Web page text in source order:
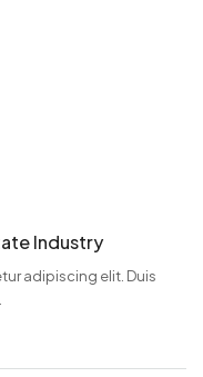
Industry
adipiscing elit. Duis